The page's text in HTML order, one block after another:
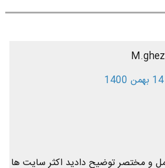
14 بهمن 1400
و مختصر توضیح دادید اکثر سایت ها